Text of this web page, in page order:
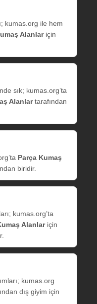
kumas.org ile hem
Alanlariçin
sık; kumas.org’ta
Alanlartarafından
Parça Kumaş
biridir.
kumas.org’ta
Alanlariçin
kumas.org
dış giyim için